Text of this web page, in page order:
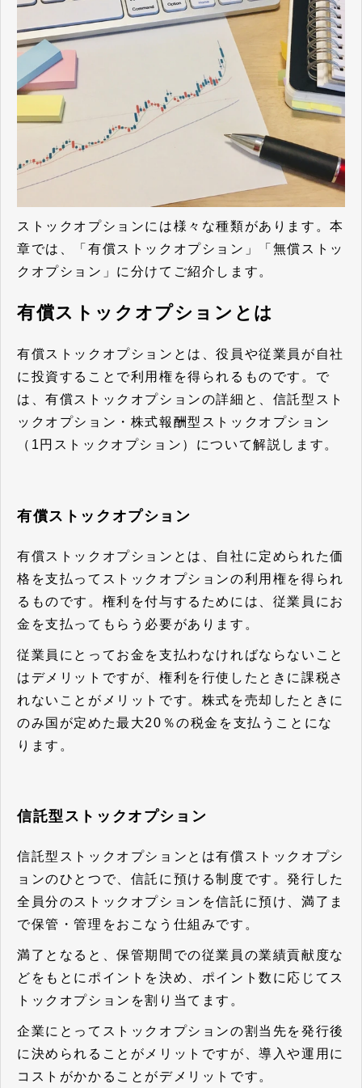
ストックオプションには様々な種類があります。本
章では、「有償ストックオプション」「無償ストッ
クオプション」に分けてご紹介します。
有償ストックオプションとは
有償ストックオプションとは、役員や従業員が自社
に投資することで利用権を得られるものです。で
は、有償ストックオプションの詳細と、信託型スト
ックオプション・株式報酬型ストックオプション
（1円ストックオプション）について解説します。
有償ストックオプション
有償ストックオプションとは、自社に定められた価
格を支払ってストックオプションの利用権を得られ
るものです。権利を付与するためには、従業員にお
金を支払ってもらう必要があります。
従業員にとってお金を支払わなければならないこと
はデメリットですが、権利を行使したときに課税さ
れないことがメリットです。株式を売却したときに
のみ国が定めた最大20％の税金を支払うことにな
ります。
信託型ストックオプション
信託型ストックオプションとは有償ストックオプシ
ョンのひとつで、信託に預ける制度です。発行した
全員分のストックオプションを信託に預け、満了ま
で保管・管理をおこなう仕組みです。
満了となると、保管期間での従業員の業績貢献度な
どをもとにポイントを決め、ポイント数に応じてス
トックオプションを割り当てます。
企業にとってストックオプションの割当先を発行後
に決められることがメリットですが、導入や運用に
コストがかかることがデメリットです。